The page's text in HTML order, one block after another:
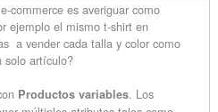
commerce es averiguar como
ejemplo el mismo t-shirt en
a vender cada talla y color como
solo artículo?
Productos variables. Los